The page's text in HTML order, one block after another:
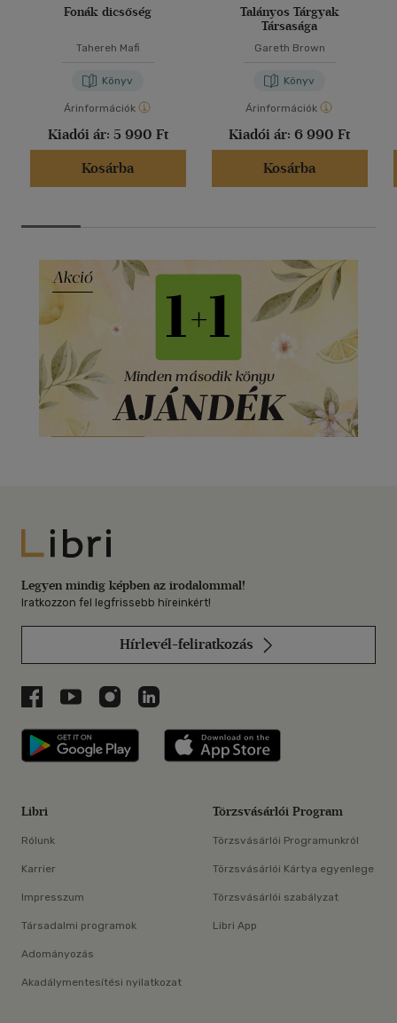
Fonák dicsőség
Tahereh Mafi
Könyv
Árinformációk
Kiadói ár: 5 990 Ft
Kosárba
Talányos Tárgyak
Társasága
Gareth Brown
Könyv
Árinformációk
Kiadói ár: 6 990 Ft
Kosárba
Libri
Legyen mindig képben az irodalommal!
Iratkozzon fel legfrissebb híreinkért!
Hírlevél-feliratkozás
Libri a Facebookon
Libri a Youtube-on
Libri az Instagramon
Libri a LinkedInen
Libri applikáció Szerezd meg: Google
Libri
Rólunk
Karrier
Impresszum
Társadalmi programok
Adományozás
Akadálymentesítési nyilatkozat
Törzsvásárlói Program
Törzsvásárlói Programunkról
Törzsvásárlói Kártya egyenlege
Törzsvásárlói szabályzat
Libri App